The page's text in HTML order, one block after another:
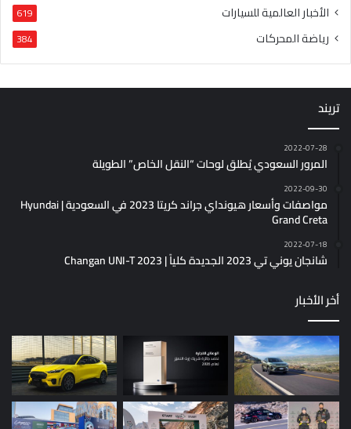
الأخبار العالمية للسيارات 619
رياضة المحركات 384
تريند
2022-07-28
المرور السعودي يُطلق لوحات “النقل الخاص” الطويلة
2022-09-30
مواصفات وأسعار هيونداي جراند كريتا 2023 في السعودية | Hyundai
Grand Creta
2022-07-18
شانجان يوني تي 2023 الجديدة كلياً | Changan UNI-T 2023
أخر الأخبار